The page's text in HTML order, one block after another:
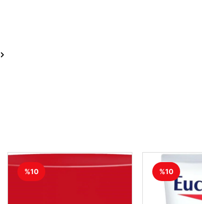
%10 %10